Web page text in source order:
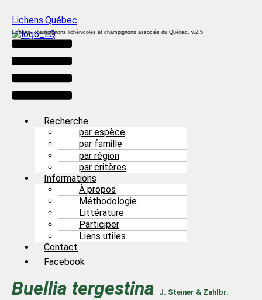
Lichens.Québec
Lichens, champignons lichénicoles et champignons associés du Québec, v.2.5
Menu
Recherche
par espèce
par famille
par région
par critères
Informations
À propos
Méthodologie
Littérature
Participer
Liens utiles
Contact
Facebook
Buellia tergestina J. Steiner & Zahlbr.